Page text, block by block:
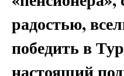
радостью,
победить в